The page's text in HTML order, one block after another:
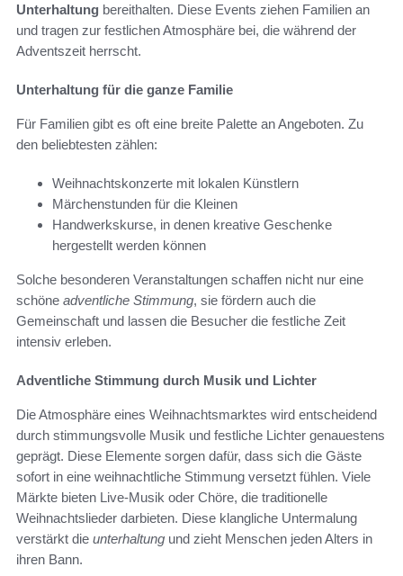
Unterhaltung bereithalten. Diese Events ziehen Familien an
und tragen zur festlichen Atmosphäre bei, die während der
Adventszeit herrscht.
Unterhaltung für die ganze Familie
Für Familien gibt es oft eine breite Palette an Angeboten. Zu
den beliebtesten zählen:
Weihnachtskonzerte mit lokalen Künstlern
Märchenstunden für die Kleinen
Handwerkskurse, in denen kreative Geschenke
hergestellt werden können
Solche besonderen Veranstaltungen schaffen nicht nur eine
schöne adventliche Stimmung, sie fördern auch die
Gemeinschaft und lassen die Besucher die festliche Zeit
intensiv erleben.
Adventliche Stimmung durch Musik und Lichter
Die Atmosphäre eines Weihnachtsmarktes wird entscheidend
durch stimmungsvolle Musik und festliche Lichter genauestens
geprägt. Diese Elemente sorgen dafür, dass sich die Gäste
sofort in eine weihnachtliche Stimmung versetzt fühlen. Viele
Märkte bieten Live-Musik oder Chöre, die traditionelle
Weihnachtslieder darbieten. Diese klangliche Untermalung
verstärkt die unterhaltung und zieht Menschen jeden Alters in
ihren Bann.